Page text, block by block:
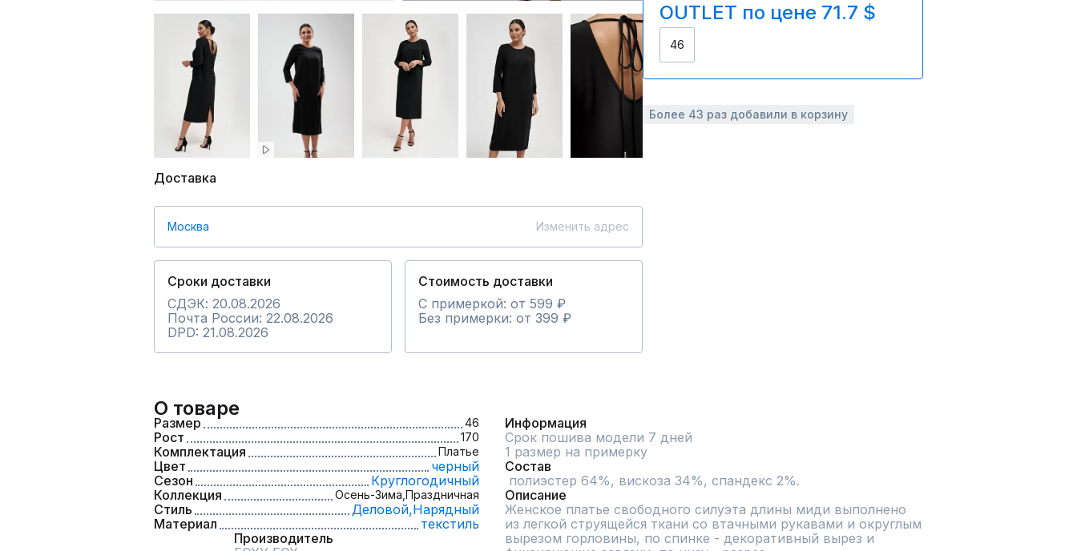
Доставка
Москва Изменить адрес
Сроки доставки
СДЭК: 20.08.2026
Почта России: 22.08.2026
DPD: 21.08.2026
Стоимость доставки
С примеркой: от 599 ₽
Без примерки: от 399 ₽
OUTLET по цене 71.7 $
46
Более 43 раз добавили в корзину
О товаре
Размер 46
Рост 170
Комплектация Платье
Цвет
черный
Сезон
Круглогодичный
Коллекция
Осень-Зима, Праздничная
Стиль Деловой,Нарядный
Материал
текстиль
Производитель
Информация
Срок пошива модели 7 дней
1 размер на примерку
Состав
полиэстер 64%, вискоза 34%, спандекс 2%.
Описание
Женское платье свободного силуэта длины миди выполнено
из легкой струящейся ткани со втачными рукавами и округлым
вырезом горловины, по спинке - декоративный вырез и